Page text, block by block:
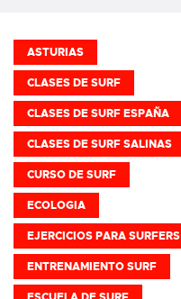
ASTURIAS
CLASES DE SURF
CLASES DE SURF ESPAÑA
CLASES DE SURF SALINAS
CURSO DE SURF
ECOLOGIA
EJERCICIOS PARA SURFERS
ENTRENAMIENTO SURF